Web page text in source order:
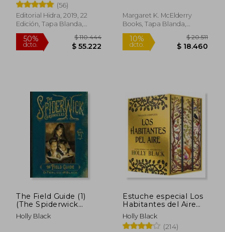
10%
dcto. $ 11.655 dcto.
(56)
Editorial Hidra, 2019, 22
Edición, Tapa Blanda,
Nuevo
Margaret K. McElderry
Books, Tapa Blanda,
Nuevo
The Field Guide (1)
(The Spiderwick
Chronicles) (en
Inglés)
Holly Black
Estuche especial Los
Habitantes del Aire
(Edición especial
limitada)
Holly Black
(214)